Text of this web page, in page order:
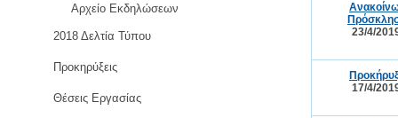
Αρχείο Εκδηλώσεων
2018 Δελτία Τύπου
Προκηρύξεις
Θέσεις Εργασίας
23/4/
17/4/